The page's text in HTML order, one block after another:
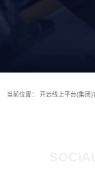
当前位置： 开云线上平台(集团)